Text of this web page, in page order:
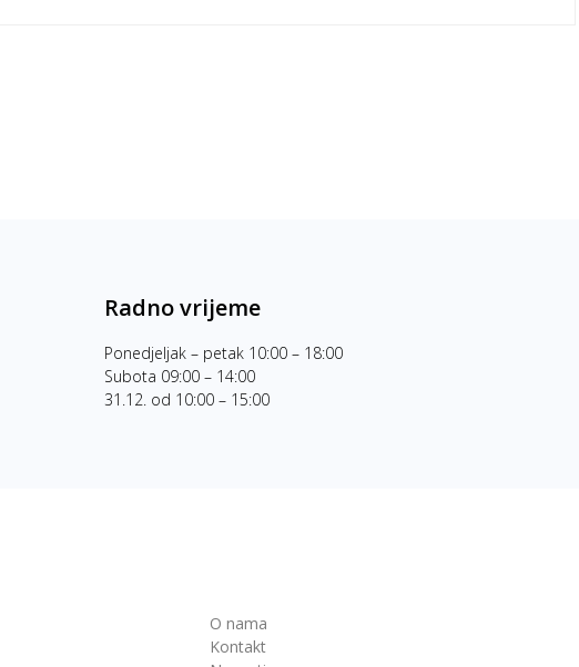
Radno vrijeme
Ponedjeljak – petak 10:00 – 18:00
Subota 09:00 – 14:00
31.12. od 10:00 – 15:00
O nama
Kontakt